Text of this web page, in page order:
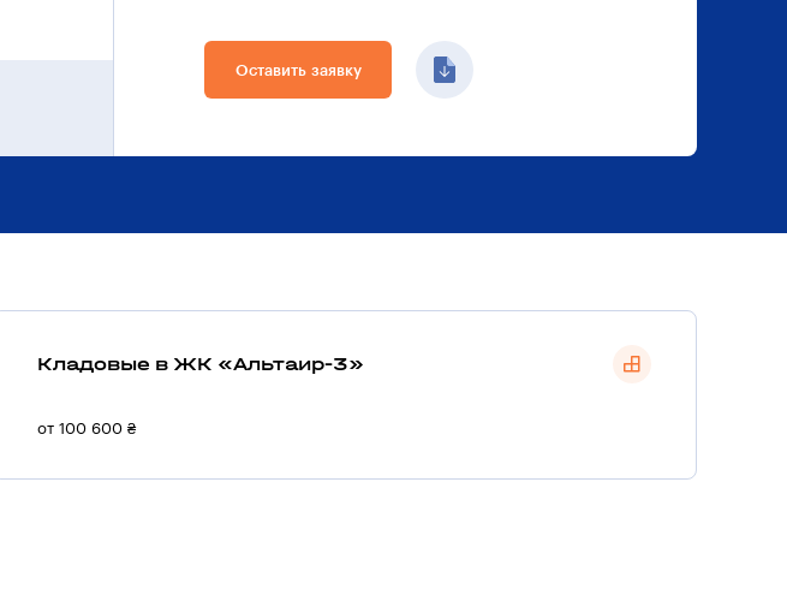
Оставить заявку
Кладовые в ЖК «Альтаир-3»
от 100 600 ₴